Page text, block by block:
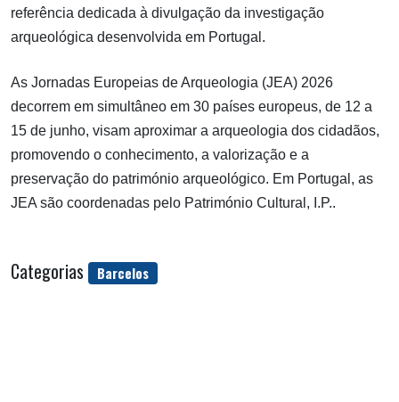
referência dedicada à divulgação da investigação
arqueológica desenvolvida em Portugal.
As Jornadas Europeias de Arqueologia (JEA) 2026
decorrem em simultâneo em 30 países europeus, de 12 a
15 de junho, visam aproximar a arqueologia dos cidadãos,
promovendo o conhecimento, a valorização e a
preservação do património arqueológico. Em Portugal, as
JEA são coordenadas pelo Património Cultural, I.P..
Categorias Barcelos